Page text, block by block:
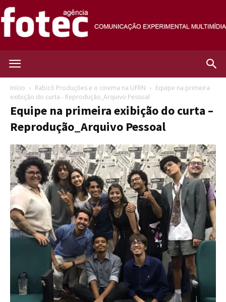
Fotec
Início Rabicó Produções e o cinema na UFRN
Equipe na primeira
exibição do curta - Reprodução_Arquivo Pessoal
Equipe na primeira exibição do curta –
Reprodução_Arquivo Pessoal